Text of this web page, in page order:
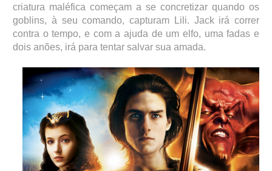
criatura maléfica começam a se concretizar quando os
goblins, à seu comando, capturam Lili. Jack irá correr
contra o tempo, e com a ajuda de um elfo, uma fadas e
dois anões, irá para tentar salvar sua amada.